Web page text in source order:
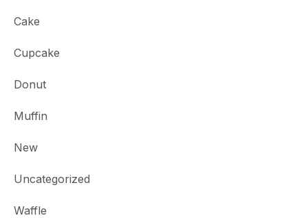
Cake
Cupcake
Donut
Muffin
New
Uncategorized
Waffle